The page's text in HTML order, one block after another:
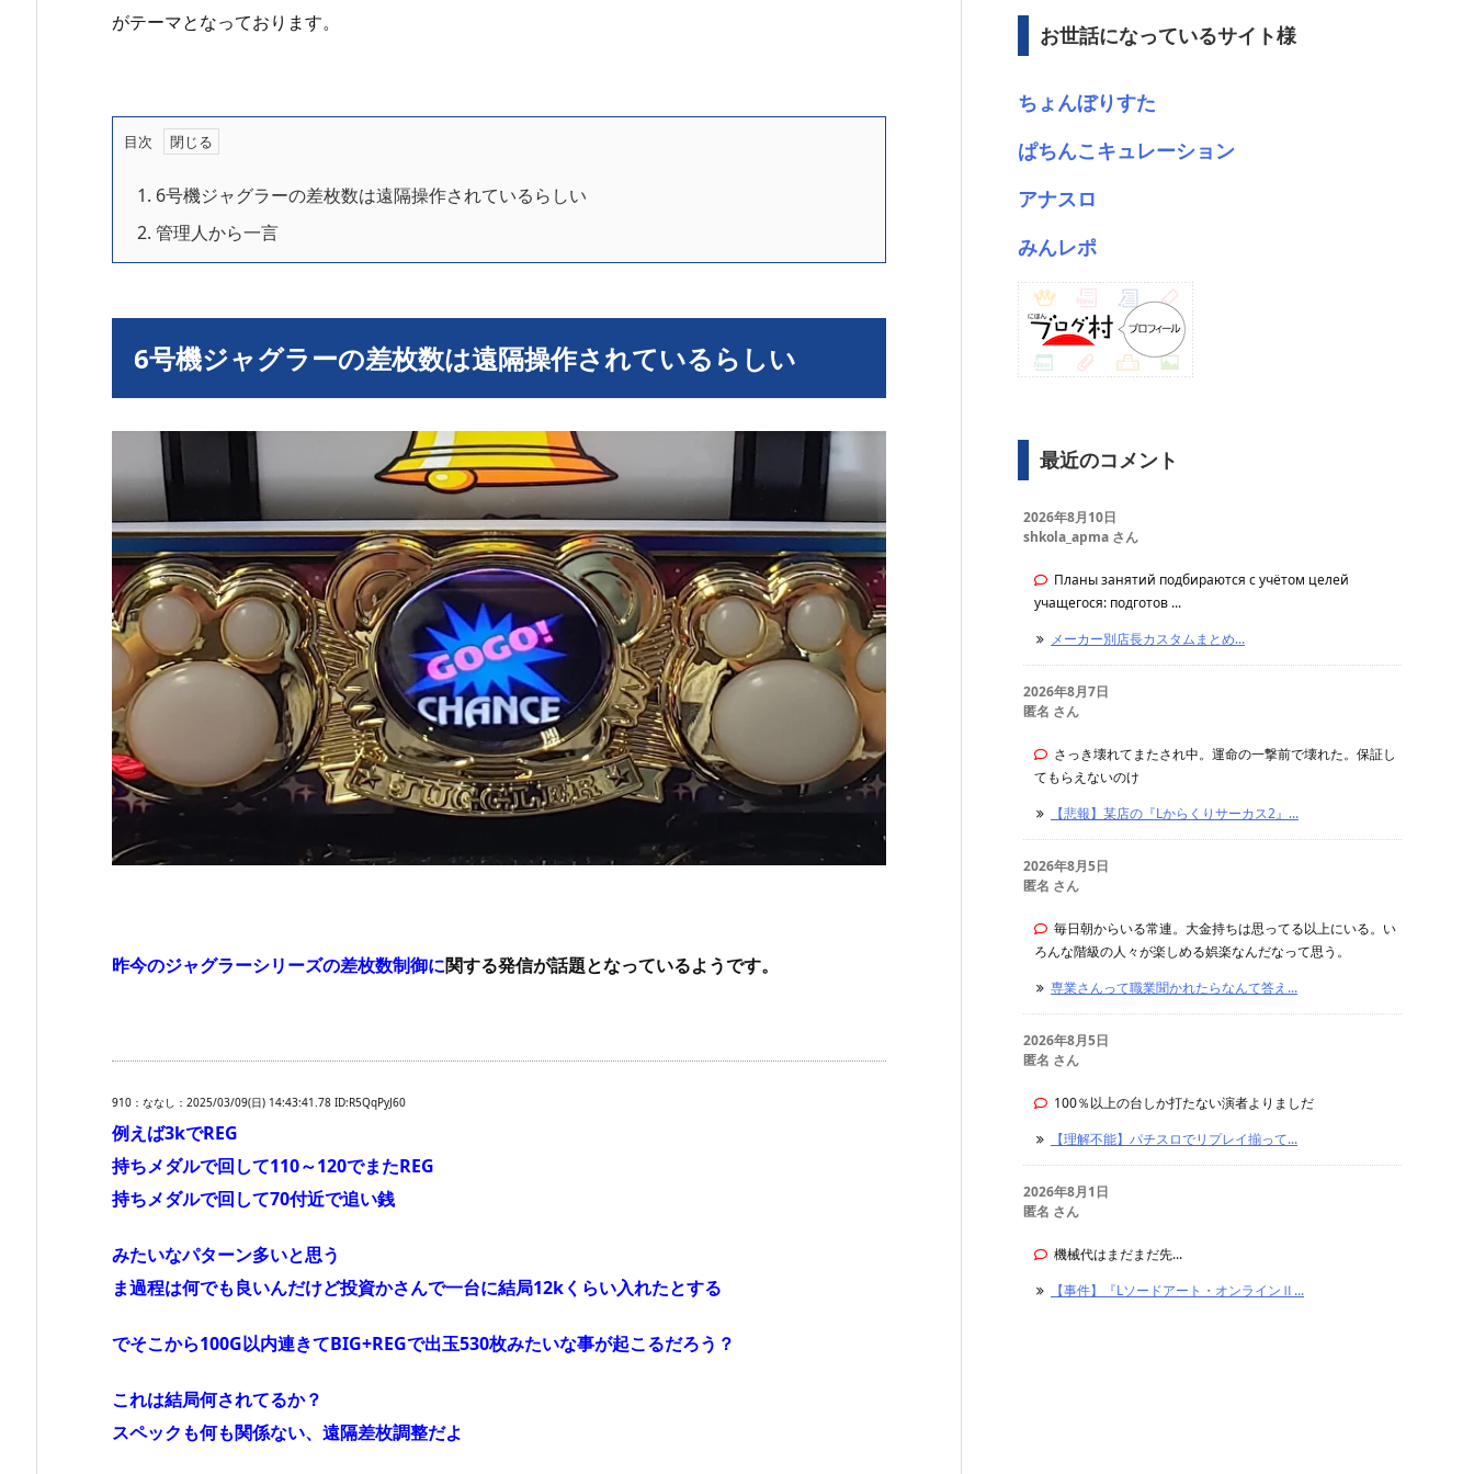
がテーマとなっております。
目次
1. 6号機ジャグラーの差枚数は遠隔操作されているらしい
2. 管理人から一言
6号機ジャグラーの差枚数は遠隔操作されているらしい
昨今のジャグラーシリーズの差枚数制御に関する発信が話題となっているようです。
910：ななし：2025/03/09(日) 14:43:41.78 ID:R5QqPyJ60
例えば3kでREG
持ちメダルで回して110～120でまたREG
持ちメダルで回して70付近で追い銭
みたいなパターン多いと思う
ま過程は何でも良いんだけど投資かさんで一台に結局12kくらい入れたとする
でそこから100G以内連きてBIG+REGで出玉530枚みたいな事が起こるだろう？
これは結局何されてるか？
スペックも何も関係ない、遠隔差枚調整だよ
ブ
お世話になっているサイト様
ちょんぼりすた
ぱちんこキュレーション
アナスロ
みんレポ
最近のコメント
2026年8月10日
shkola_apma さん
Планы занятий подбираются с учётом целей
учащегося: подготов ...
メーカー別店長カスタムまとめ...
2026年8月7日
匿名 さん
さっき壊れてまたされ中。運命の一撃前で壊れた。保証し
てもらえないのけ
【悲報】某店の『Lからくりサーカス2』...
2026年8月5日
匿名 さん
毎日朝からいる常連。大金持ちは思ってる以上にいる。い
ろんな階級の人々が楽しめる娯楽なんだなって思う。
専業さんって職業聞かれたらなんて答え...
2026年8月5日
匿名 さん
100％以上の台しか打たない演者よりましだ
【理解不能】パチスロでリプレイ揃って...
2026年8月1日
匿名 さん
機械代はまだまだ先...
【事件】『Lソードアート・オンラインⅡ...